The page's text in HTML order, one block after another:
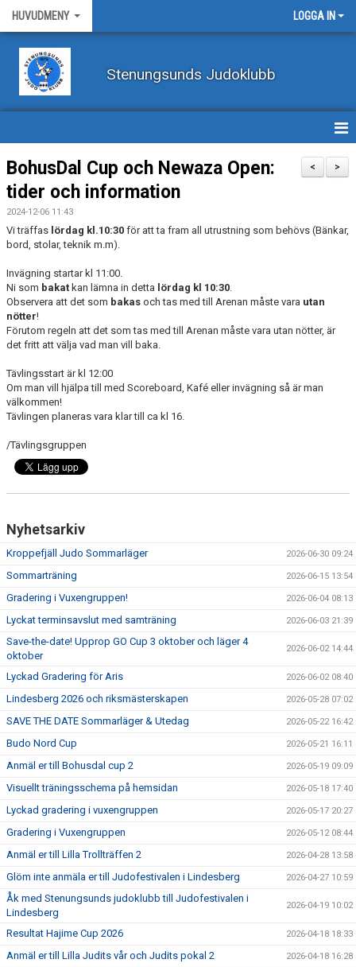
HUVUDMENY LOGGA IN
Stenungsunds Judoklubb
HEM
FÖRBUNDSNYHETER
BILDER
BLI MEDLEM
VECKOSCHEMA
>
<
BohusDal Cup och Newaza Open:
tider och information
2024-12-06 11:43
Vi träffas lördag kl.10:30 för att ta fram all utrustning som behövs (Bänkar,
bord, stolar, teknik m.m).
Invägning startar kl 11:00.
Ni som bakat kan lämna in detta lördag kl 10:30.
Observera att det som bakas och tas med till Arenan måste vara utan
nötter!
Förutom regeln att det som tas med till Arenan måste vara utan nötter, är
det fritt att välja vad man vill baka.
Tävlingsstart är kl 12:00
Om man vill hjälpa till med Scoreboard, Kafé eller invägning så är man
välkommen!
Tävlingen planeras vara klar till ca kl 16.
/Tävlingsgruppen
Nyhetsarkiv
Kroppefjäll Judo Sommarläger 2026-06-30 09:24
Sommarträning 2026-06-15 13:54
Gradering i Vuxengruppen! 2026-06-04 08:13
Lyckat terminsavslut med samträning 2026-06-03 21:39
Save-the-date! Upprop GO Cup 3 oktober och läger 4
oktober
2026-06-02 14:44
Lyckad Gradering för Aris 2026-06-02 08:40
Lindesberg 2026 och riksmästerskapen 2026-05-28 07:02
SAVE THE DATE Sommarläger & Utedag 2026-05-22 16:42
Budo Nord Cup 2026-05-21 16:11
Anmäl er till Bohusdal cup 2 2026-05-19 09:09
Visuellt träningsschema på hemsidan 2026-05-18 17:40
Lyckad gradering i vuxengruppen 2026-05-17 20:27
Gradering i Vuxengruppen 2026-05-12 08:44
Anmäl er till Lilla Trollträffen 2 2026-04-28 13:58
Glöm inte anmäla er till Judofestivalen i Lindesberg 2026-04-27 10:59
Åk med Stenungsunds judoklubb till Judofestivalen i
Lindesberg
2026-04-19 10:02
Resultat Hajime Cup 2026 2026-04-18 18:33
Anmäl er till Lilla Judits vår och Judits pokal 2 2026-04-18 16:28